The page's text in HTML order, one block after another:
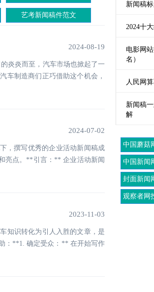
艺考新闻稿件范文
2024-08-19
炎炎而至，汽车市场也掀起了一
车制造商们正巧借助这个机会，
2024-07-02
，撰写优秀的企业活动新闻稿成
亮点。**引言：** 企业活动新闻
2023-11-03
知识转化为引人入胜的文章，是
：**1. 确定受众：** 在开始写作
新闻稿
2024十
电影网
名）
人民网
新闻稿
解
中国蘑菇
中国新闻
别
封面新闻
观察者网